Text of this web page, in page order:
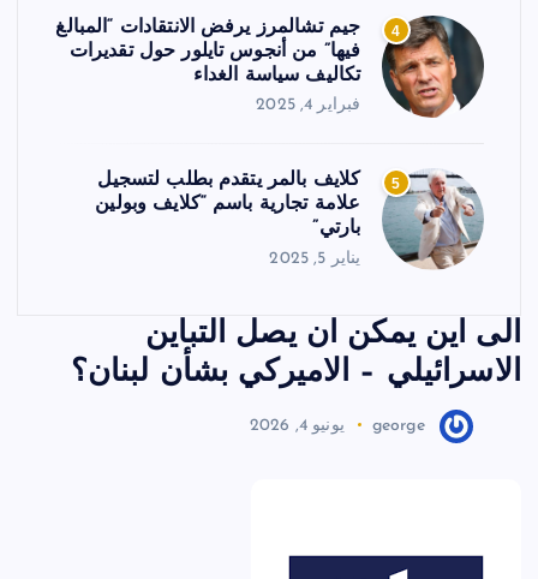
4
جيم تشالمرز يرفض الانتقادات “المبالغ
فيها” من أنجوس تايلور حول تقديرات
تكاليف سياسة الغداء
فبراير 4, 2025
5
كلايف بالمر يتقدم بطلب لتسجيل
علامة تجارية باسم “كلايف وبولين
بارتي”
يناير 5, 2025
الى اين يمكن ان يصل التباين
الاسرائيلي – الاميركي بشأن لبنان؟
george يونيو 4, 2026